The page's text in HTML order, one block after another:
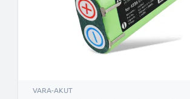
VARA-AKUT